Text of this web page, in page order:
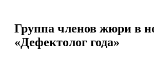
Группа членов жюри в
«Дефектолог года»